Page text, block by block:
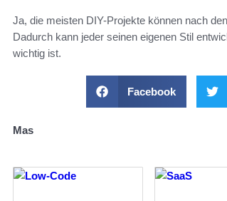
Ja, die meisten DIY-Projekte können nach
Dadurch kann jeder seinen eigenen Stil
wichtig ist.
Facebook
Mas